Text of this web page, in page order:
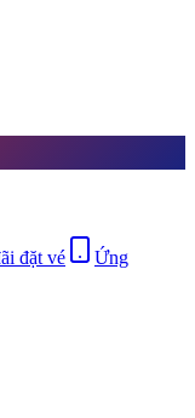
đặt vé
Ứng